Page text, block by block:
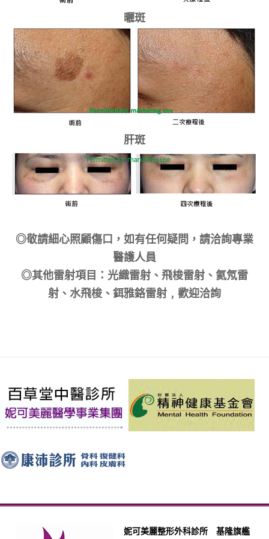
曬斑
肝斑
◎敬請細心照顧傷口，如有任何疑問，請洽詢專業
醫護人員
◎其他雷射項目：光織雷射、飛梭雷射、氦氖雷
射、水飛梭、鉺雅鉻雷射﹐歡迎洽詢
妮可美麗整形外科診所 基隆旗艦